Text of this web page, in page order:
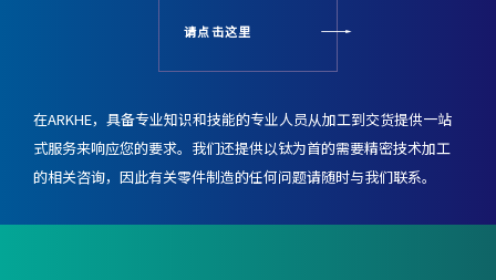
请点击这里
在ARKHE，具备专业知识和技能的专业人员从加工到交货提供一站
式服务来响应您的要求。 我们还提供以钛为首的需要精密技术加工
的相关咨询，因此有关零件制造的任何问题请随时与我们联系。